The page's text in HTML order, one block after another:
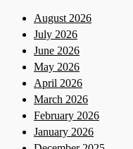
August 2026
July 2026
June 2026
May 2026
April 2026
March 2026
February 2026
January 2026